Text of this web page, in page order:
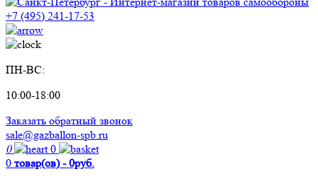
+7 (495) 241-17-53
ПН-ВС:
10:00-18:00
Заказать обратный звонок
sale@gazballon-spb.ru
0
0
0 товар(ов) - 0руб.